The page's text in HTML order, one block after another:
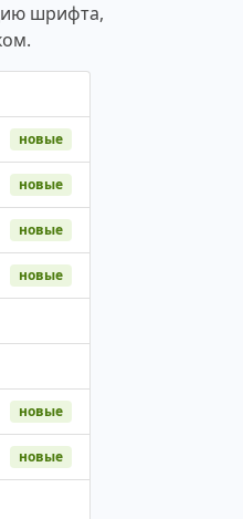
шрифта,
новые
новые
новые
новые
новые
новые